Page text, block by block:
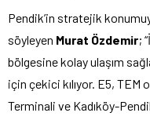
Pendik’in stratejik
söyleyen Murat Özdemir;
bölgesine kolay ulaşım
için çekici kılıyor. E5, TEM
Terminali ve Kadıköy-